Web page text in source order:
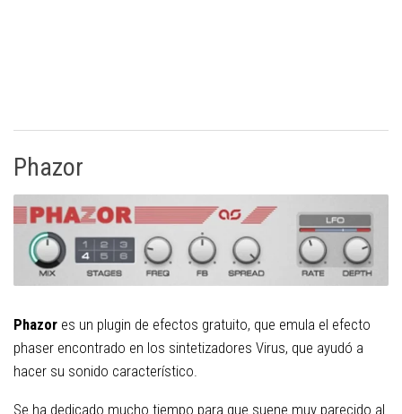
Phazor
Phazor es un plugin de efectos gratuito, que emula el efecto
phaser encontrado en los sintetizadores Virus, que ayudó a
hacer su sonido característico.
Se ha dedicado mucho tiempo para que suene muy parecido al